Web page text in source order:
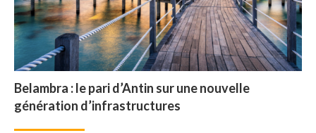
Belambra : le pari d’Antin sur une nouvelle
génération d’infrastructures